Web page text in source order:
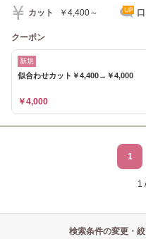
カット ￥4,400～
クーポン
新規
似合わせカット￥4,400→￥4,000
￥4,000
1
1
検索条件の変更・